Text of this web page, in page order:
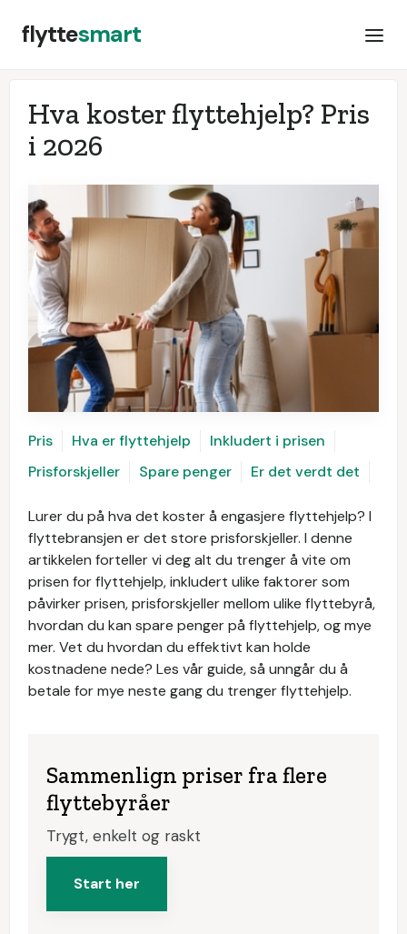
flyttesmart
Hva koster flyttehjelp? Pris
i 2026
Pris Hva er flyttehjelp
Inkludert i prisen
Prisforskjeller
Spare penger Er det verdt det
Lurer du på hva det koster å engasjere flyttehjelp? I
flyttebransjen er det store prisforskjeller. I denne
artikkelen forteller vi deg alt du trenger å vite om
prisen for flyttehjelp, inkludert ulike faktorer som
påvirker prisen, prisforskjeller mellom ulike flyttebyrå,
hvordan du kan spare penger på flyttehjelp, og mye
mer. Vet du hvordan du effektivt kan holde
kostnadene nede? Les vår guide, så unngår du å
betale for mye neste gang du trenger flyttehjelp.
Sammenlign priser fra flere
flyttebyråer
Trygt, enkelt og raskt
Start her